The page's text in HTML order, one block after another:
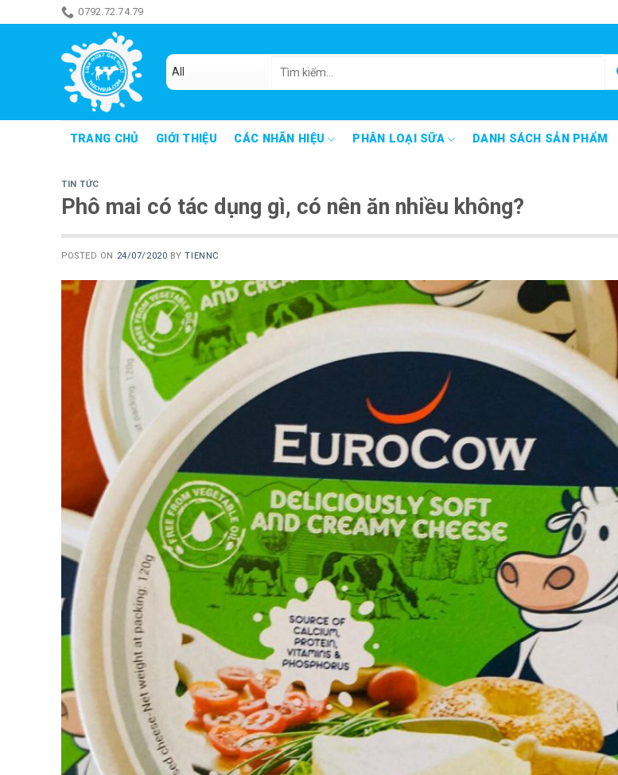
to
0792.72.74.79
kiếm:
TRANG CHỦ GIỚI THIỆU CÁC NHÃN HIỆU PHÂN LOẠI SỮA DANH SÁCH SẢN PHẨM
TIN TỨC
Phô mai có tác dụng gì, có nên ăn nhiều không?
POSTED ON 24/07/2020 BYTIENNC